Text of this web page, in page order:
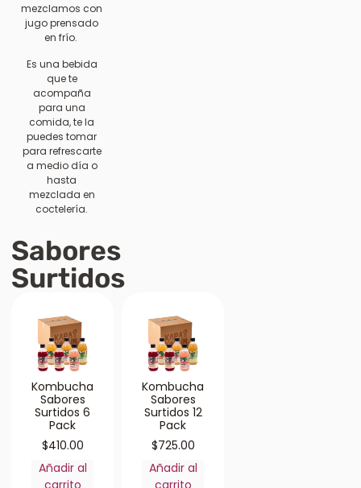
mezclamos con
jugo prensado
en frío.
Es una bebida
que te
acompaña
para una
comida, te la
puedes tomar
para refrescarte
a medio día o
hasta
mezclada en
coctelería.
Sabores
Surtidos
Kombucha
Sabores
Surtidos 6
Pack
$410.00
Añadir al
Kombucha
Sabores
Surtidos 12
Pack
$725.00
Añadir al